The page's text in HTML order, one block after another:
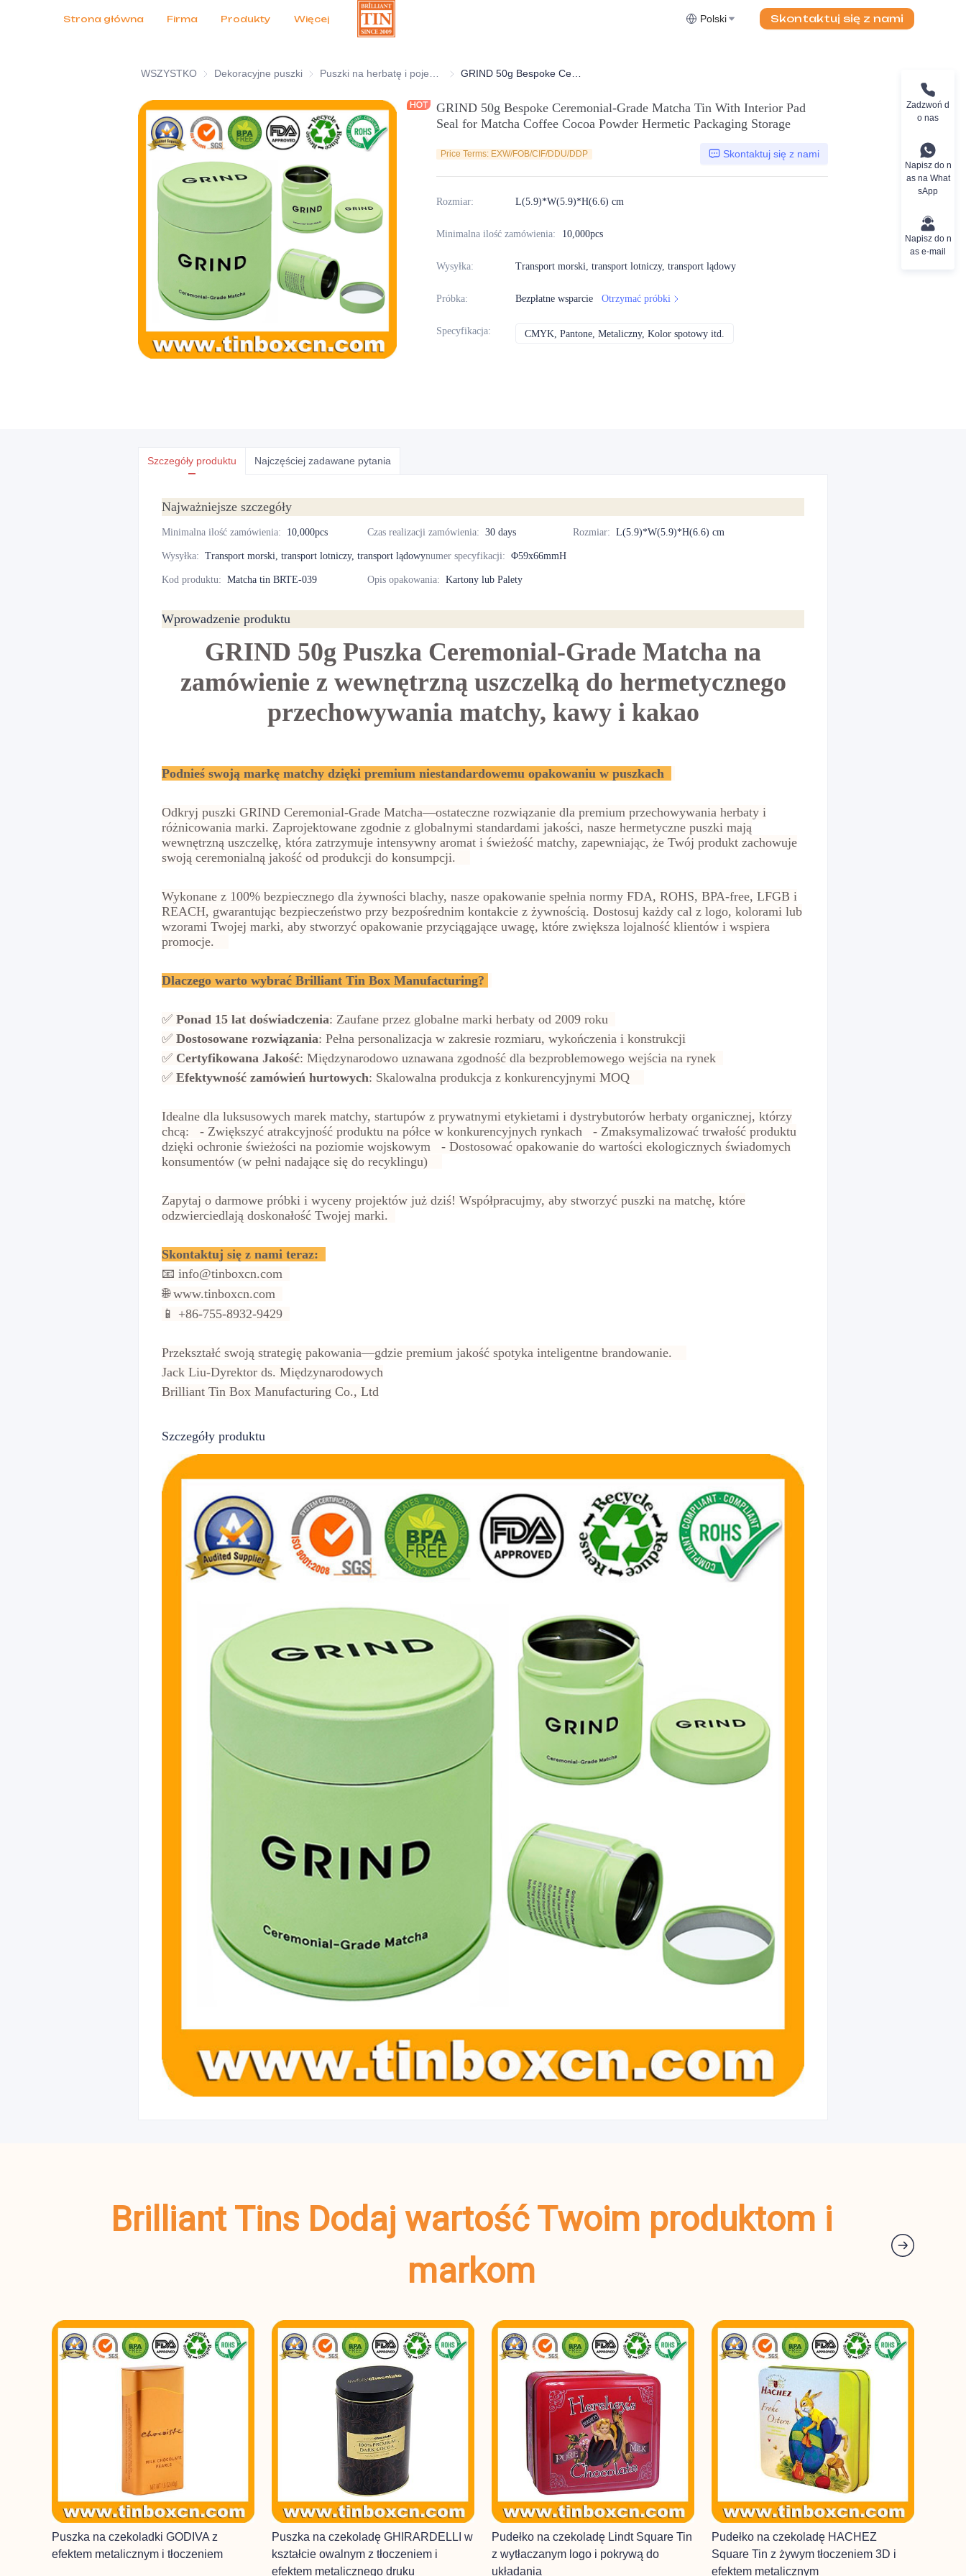
Strona główna Firma Produkty
Obsługa klienta
Targi 2026
Certyfikaty
Aktualności
Produkty Więcej Polski Skontaktuj się z nami
WSZYSTKO Dekoracyjne puszki Dekoracyjne puszki Puszki na herbatę i pojemniki metalowe
GRIND 50g Bespoke Ceremonial-Grade Matcha Tin With Interior Pad
Seal for Matcha Coffee Cocoa Powder Hermetic Packaging Storage
Price Terms: EXW/FOB/CIF/DDU/DDP Skontaktuj się z nami
Rozmiar: L(5.9)*W(5.9)*H(6.6) cm
Minimalna ilość zamówienia: 10,000pcs
Wysyłka: Transport morski, transport lotniczy, transport lądowy
Próbka: Bezpłatne wsparcie Otrzymać próbki
Specyfikacja: CMYK, Pantone, Metaliczny, Kolor spotowy itd.
Szczegóły produktu Najczęściej zadawane pytania
Najważniejsze szczegóły
Minimalna ilość zamówienia: 10,000pcs Czas realizacji zamówienia: 30 days Rozmiar: L(5.9)*W(5.9)*H(6.6) cm
Wysyłka: Transport morski, transport lotniczy, transport lądowynumer specyfikacji: Φ59x66mmH
Kod produktu: Matcha tin BRTE-039 Opis opakowania: Kartony lub Palety
Wprowadzenie produktu
GRIND 50g Puszka Ceremonial-Grade Matcha na
zamówienie z wewnętrzną uszczelką do hermetycznego
przechowywania matchy, kawy i kakao
Podnieś swoją markę matchy dzięki premium niestandardowemu opakowaniu w puszkach
Odkryj puszki GRIND Ceremonial-Grade Matcha—ostateczne rozwiązanie dla premium przechowywania herbaty i
różnicowania marki. Zaprojektowane zgodnie z globalnymi standardami jakości, nasze hermetyczne puszki mają
wewnętrzną uszczelkę, która zatrzymuje intensywny aromat i świeżość matchy, zapewniając, że Twój produkt zachowuje
swoją ceremonialną jakość od produkcji do konsumpcji.
Wykonane z 100% bezpiecznego dla żywności blachy, nasze opakowanie spełnia normy FDA, ROHS, BPA-free, LFGB i
REACH, gwarantując bezpieczeństwo przy bezpośrednim kontakcie z żywnością. Dostosuj każdy cal z logo, kolorami lub
wzorami Twojej marki, aby stworzyć opakowanie przyciągające uwagę, które zwiększa lojalność klientów i wspiera
promocje.
Dlaczego warto wybrać Brilliant Tin Box Manufacturing?
✅ Ponad 15 lat doświadczenia: Zaufane przez globalne marki herbaty od 2009 roku
✅ Dostosowane rozwiązania: Pełna personalizacja w zakresie rozmiaru, wykończenia i konstrukcji
✅ Certyfikowana Jakość: Międzynarodowo uznawana zgodność dla bezproblemowego wejścia na rynek
✅ Efektywność zamówień hurtowych: Skalowalna produkcja z konkurencyjnymi MOQ
Idealne dla luksusowych marek matchy, startupów z prywatnymi etykietami i dystrybutorów herbaty organicznej, którzy
chcą: - Zwiększyć atrakcyjność produktu na półce w konkurencyjnych rynkach - Zmaksymalizować trwałość produktu
dzięki ochronie świeżości na poziomie wojskowym - Dostosować opakowanie do wartości ekologicznych świadomych
konsumentów (w pełni nadające się do recyklingu)
Zapytaj o darmowe próbki i wyceny projektów już dziś! Współpracujmy, aby stworzyć puszki na matchę, które
odzwierciedlają doskonałość Twojej marki.
Skontaktuj się z nami teraz:
📧 info@tinboxcn.com
🌐 www.tinboxcn.com
📱 +86-755-8932-9429
Przekształć swoją strategię pakowania—gdzie premium jakość spotyka inteligentne brandowanie.
Jack Liu-Dyrektor ds. Międzynarodowych
Brilliant Tin Box Manufacturing Co., Ltd
Szczegóły produktu
Brilliant Tins Dodaj wartość Twoim produktom i
markom
Puszka na czekoladki GODIVA z
efektem metalicznym i tłoczeniem
Puszka na czekoladę GHIRARDELLI w
kształcie owalnym z tłoczeniem i
efektem metalicznego druku
Pudełko na czekoladę Lindt Square Tin
z wytłaczanym logo i pokrywą do
układania
Pudełko na czekoladę HACHEZ
Square Tin z żywym tłoczeniem 3D i
efektem metalicznym
Zadzwoń d
o nas
Napisz do n
as na What
sApp
Napisz do n
as e-mail